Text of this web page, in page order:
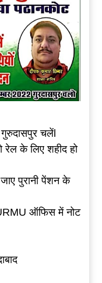
गुरुदासपुर चलेंl
रेल के लिए शहीद हो
पुरानी पेंशन के
ऑफिस में नोट